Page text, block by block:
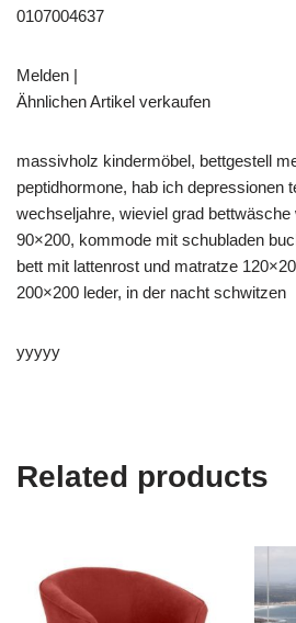
0107004637
Melden |
Ähnlichen Artikel verkaufen
massivholz kindermöbel, bettgestell
peptidhormone, hab ich depressionen
wechseljahre, wieviel grad
90×200, kommode mit schubladen
bett mit lattenrost und matratze
200×200 leder, in der nacht schwitzen
yyyyy
Related products